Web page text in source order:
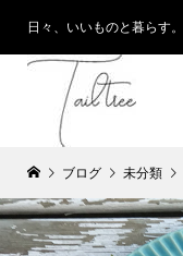
日々、いいものと暮らす。
ブログ 未分類